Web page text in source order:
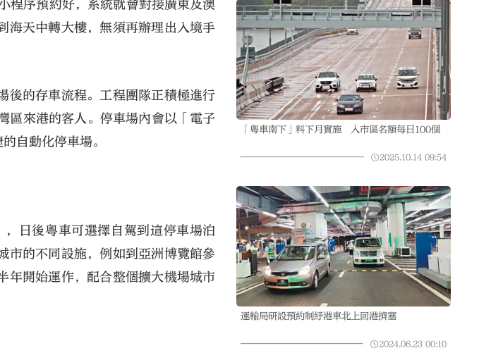
程序預約好，系統就會對接廣東及澳
海天中轉大樓，無須再辦理出入境手
後的存車流程。工程團隊正積極進行
區來港的客人。停車場內會以「電子
自動化停車場。
日後粵車可選擇自駕到這停車場泊
市的不同設施，例如到亞洲博覽館參
年開始運作，配合整個擴大機場城市
「粵車南下」料下月實施 入市區名額每日100個
2025.10.14 09:54
運輸局研設預約制紓港車北上回港擠塞
2024.06.23 00:10